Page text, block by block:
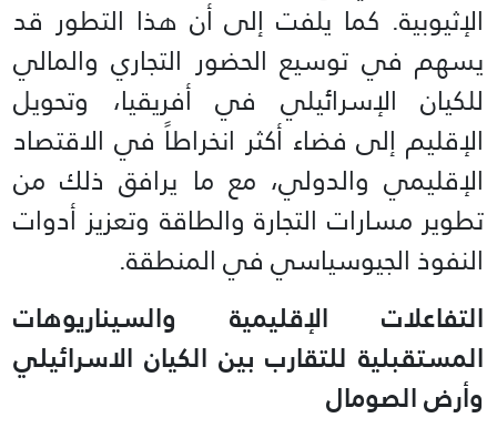
الإثيوبية. كما يلفت إلى أن هذا التطور قد
يسهم في توسيع الحضور التجاري والمالي
للكيان الإسرائيلي في أفريقيا، وتحويل
الإقليم إلى فضاء أكثر انخراطاً في الاقتصاد
الإقليمي والدولي، مع ما يرافق ذلك من
تطوير مسارات التجارة والطاقة وتعزيز أدوات
النفوذ الجيوسياسي في المنطقة.
التفاعلات الإقليمية والسيناريوهات
المستقبلية للتقارب بين الكيان الاسرائيلي
وأرض الصومال